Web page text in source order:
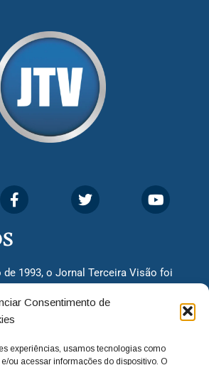
Consentimento de
experiências, usamos tecnologias como
ou acessar informações do dispositivo. O
de 1993, o Jornal Terceira Visão foi
já que naquela época só existiam
de 30 anos, o jornal continua
as melhores notícias. Nunca